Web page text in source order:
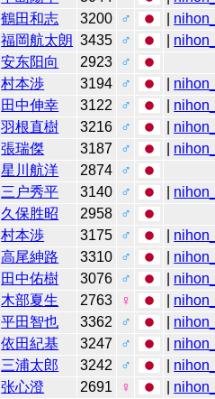
鶴田和志 3200 ♂
福岡航太朗 3435 ♂
安东阳向 2923
♂
村本渉 3194 ♂
田中伸幸 3122 ♂
羽根直樹 3216 ♂
張瑞傑 3187 ♂
星川航洋 2874
♂
三户秀平 3140 ♂
久保胜昭 2958
♂
村本渉 3175 ♂
高尾紳路 3310 ♂
田中佑樹 3076 ♂
木部夏生 2763 ♀
平田智也 3362 ♂
依田紀基 3247 ♂
三浦太郎 3242 ♂
张心澄 2691 ♀